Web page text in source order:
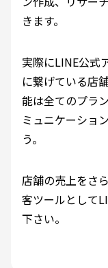
きます。
実際にLINE公式
に繋げている店
能は全てのプラ
ミュニケーショ
う。
店舗の売上をさ
客ツールとして
下さい。